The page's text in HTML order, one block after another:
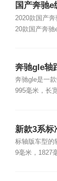
国产奔驰
2020款国产
20款国产奔驰
奔驰gle轴
奔驰gle是一
995毫米，长
新款3系标
标轴版车型的
9毫米，1827